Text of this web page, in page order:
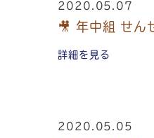
2020.05.07
🎥 年中組 せん
詳細を見る
2020.05.05